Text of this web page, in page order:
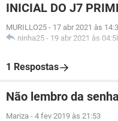
INICIAL DO J7
MURILLO25 - 17 abr 2021 às
ninha25 - 19 abr 2021 às
1 Respostas
Não lembro da
Mariza - 4 fev 2019 às 21:53